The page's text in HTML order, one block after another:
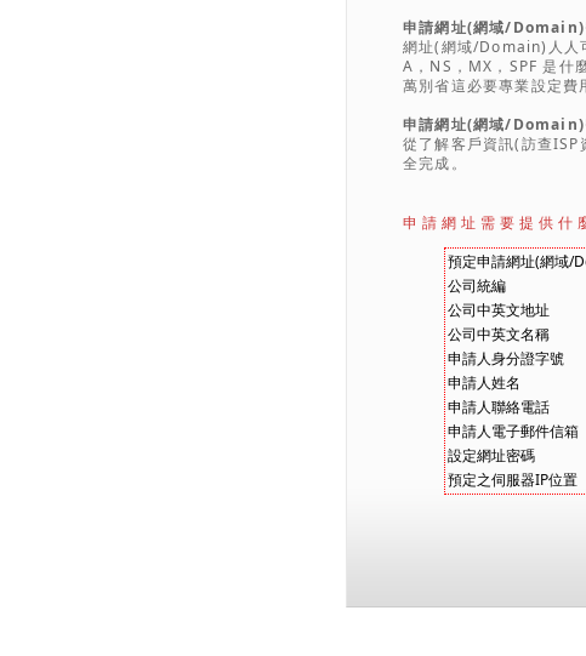
申請網址(網域/Domain)
網址(網域/Domain)人人
A，NS，MX，SPF 是什
萬別省這必要專業設定
申請網址(網域/Domain)
從了解客戶資訊(訪查
全完成。
申請網址需要提供什
預定申請網址(網域/
公司統編
公司中英文地址
公司中英文名稱
申請人身分證字號
申請人姓名
申請人聯絡電話
申請人電子郵件信箱
設定網址密碼
預定之伺服器IP位置